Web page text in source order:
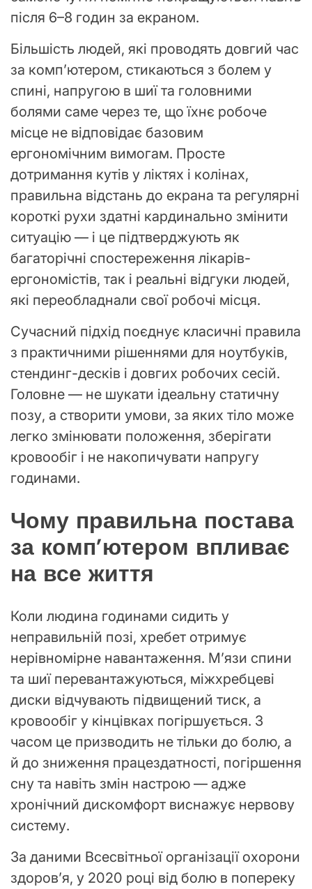
після 6–8 годин за екраном.
Більшість людей, які проводять довгий час
за комп’ютером, стикаються з болем у
спині, напругою в шиї та головними
болями саме через те, що їхнє робоче
місце не відповідає базовим
ергономічним вимогам. Просте
дотримання кутів у ліктях і колінах,
правильна відстань до екрана та регулярні
короткі рухи здатні кардинально змінити
ситуацію — і це підтверджують як
багаторічні спостереження лікарів-
ергономістів, так і реальні відгуки людей,
які переобладнали свої робочі місця.
Сучасний підхід поєднує класичні правила
з практичними рішеннями для ноутбуків,
стендинг-десків і довгих робочих сесій.
Головне — не шукати ідеальну статичну
позу, а створити умови, за яких тіло може
легко змінювати положення, зберігати
кровообіг і не накопичувати напругу
годинами.
Чому правильна постава
за комп’ютером впливає
на все життя
Коли людина годинами сидить у
неправильній позі, хребет отримує
нерівномірне навантаження. М’язи спини
та шиї перевантажуються, міжхребцеві
диски відчувають підвищений тиск, а
кровообіг у кінцівках погіршується. З
часом це призводить не тільки до болю, а
й до зниження працездатності, погіршення
сну та навіть змін настрою — адже
хронічний дискомфорт виснажує нервову
систему.
За даними Всесвітньої організації охорони
здоров’я, у 2020 році від болю в попереку